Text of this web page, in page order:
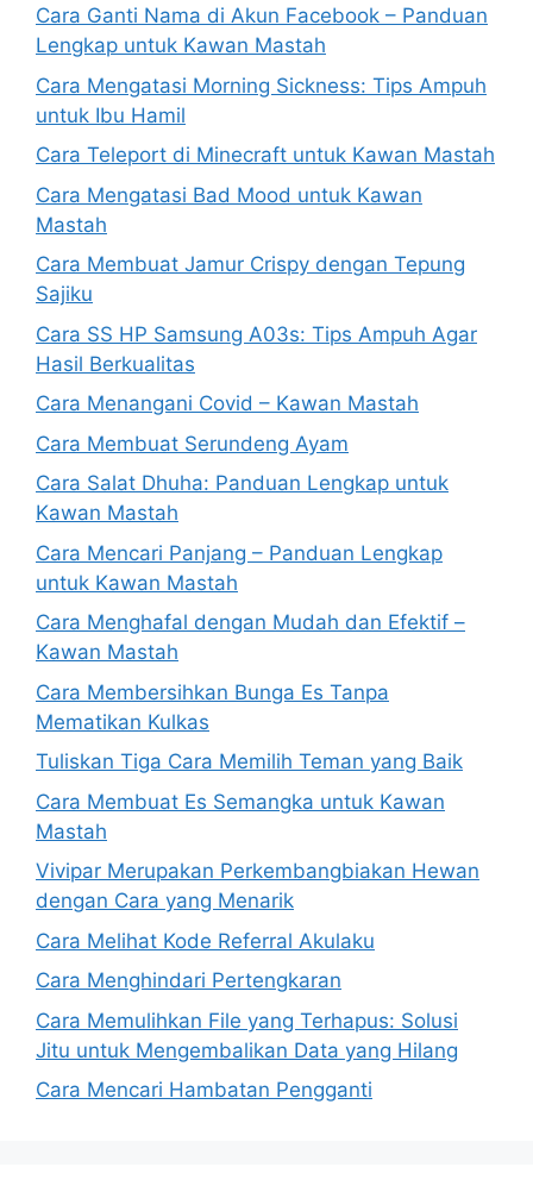
Cara Ganti Nama di Akun Facebook – Panduan
Lengkap untuk Kawan Mastah
Cara Mengatasi Morning Sickness: Tips Ampuh
untuk Ibu Hamil
Cara Teleport di Minecraft untuk Kawan Mastah
Cara Mengatasi Bad Mood untuk Kawan
Mastah
Cara Membuat Jamur Crispy dengan Tepung
Sajiku
Cara SS HP Samsung A03s: Tips Ampuh Agar
Hasil Berkualitas
Cara Menangani Covid – Kawan Mastah
Cara Membuat Serundeng Ayam
Cara Salat Dhuha: Panduan Lengkap untuk
Kawan Mastah
Cara Mencari Panjang – Panduan Lengkap
untuk Kawan Mastah
Cara Menghafal dengan Mudah dan Efektif –
Kawan Mastah
Cara Membersihkan Bunga Es Tanpa
Mematikan Kulkas
Tuliskan Tiga Cara Memilih Teman yang Baik
Cara Membuat Es Semangka untuk Kawan
Mastah
Vivipar Merupakan Perkembangbiakan Hewan
dengan Cara yang Menarik
Cara Melihat Kode Referral Akulaku
Cara Menghindari Pertengkaran
Cara Memulihkan File yang Terhapus: Solusi
Jitu untuk Mengembalikan Data yang Hilang
Cara Mencari Hambatan Pengganti